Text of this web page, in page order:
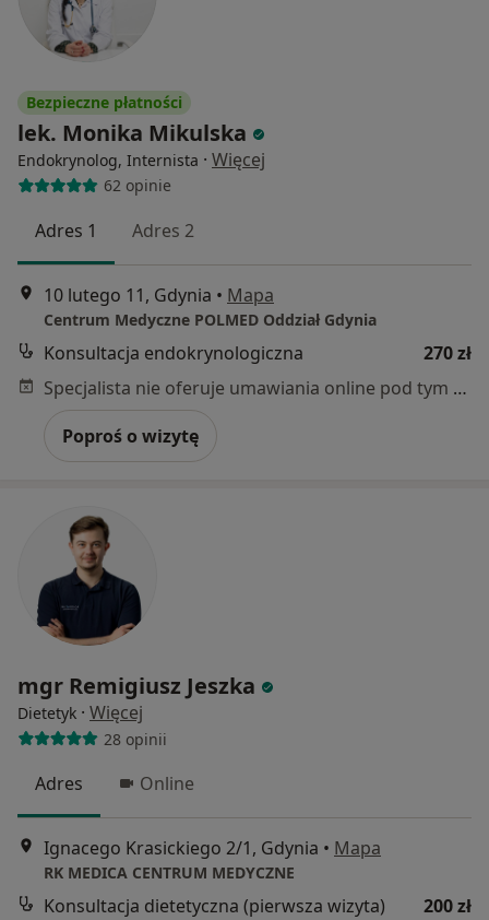
Bezpieczne płatności
lek. Monika Mikulska
Endokrynolog, Internista · Więcej
62 opinie
Adres 1 Adres 2
10 lutego 11, Gdynia • Mapa
Centrum Medyczne POLMED Oddział Gdynia
Konsultacja endokrynologiczna
270 zł
Specjalista nie oferuje umawiania online pod tym adresem.
Poproś o wizytę
mgr Remigiusz Jeszka
Dietetyk · Więcej
28 opinii
Adres Online
Ignacego Krasickiego 2/1, Gdynia • Mapa
RK MEDICA CENTRUM MEDYCZNE
Konsultacja dietetyczna (pierwsza wizyta)
200 zł